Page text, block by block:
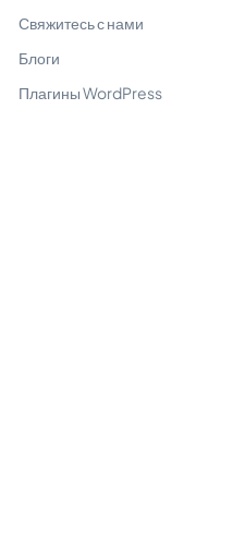
Свяжитесь с нами
Блоги
Плагины WordPress